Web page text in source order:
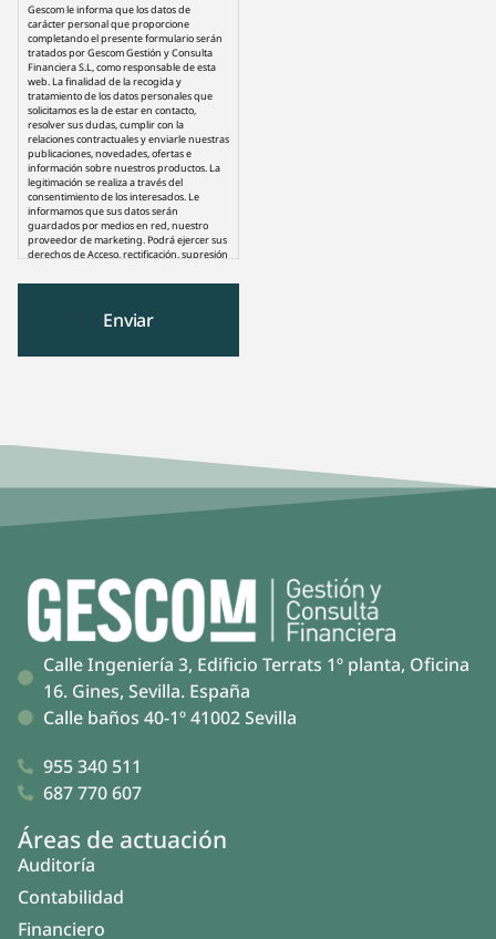
Gescom le informa que los datos de
carácter personal que proporcione
completando el presente formulario serán
tratados por Gescom Gestión y Consulta
Financiera S.L, como responsable de esta
web. La finalidad de la recogida y
tratamiento de los datos personales que
solicitamos es la de estar en contacto,
resolver sus dudas, cumplir con la
relaciones contractuales y enviarle nuestras
publicaciones, novedades, ofertas e
información sobre nuestros productos. La
legitimación se realiza a través del
consentimiento de los interesados. Le
informamos que sus datos serán
guardados por medios en red, nuestro
proveedor de marketing. Podrá ejercer sus
derechos de Acceso, rectificación, supresión
decisiones individuales automatizadas,
consentimiento, etc. Dirigiéndote a la
dirección de correo electrónico
presentar una reclamación ante una
Calle Ingeniería 3, Edificio Terrats 1º planta, Oficina
16. Gines, Sevilla. España
Calle baños 40-1º 41002 Sevilla
955 340 511
687 770 607
Áreas de actuación
Auditoría
Contabilidad
Financiero